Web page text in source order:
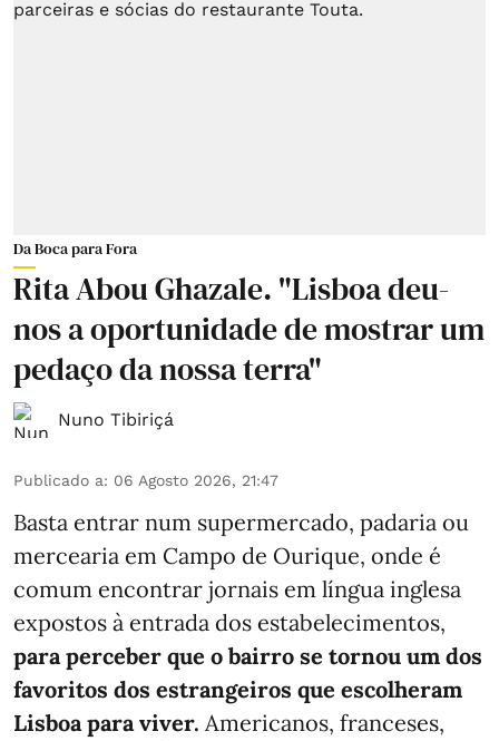
Da Boca para Fora
Rita Abou Ghazale. "Lisboa deu-
nos a oportunidade de mostrar um
pedaço da nossa terra"
Nuno Tibiriçá
Publicado a: 06 Agosto 2026, 21:47
Basta entrar num supermercado, padaria ou
mercearia em Campo de Ourique, onde é
comum encontrar jornais em língua inglesa
expostos à entrada dos estabelecimentos,
para perceber que o bairro se tornou um dos
favoritos dos estrangeiros que escolheram
Lisboa para viver. Americanos, franceses,